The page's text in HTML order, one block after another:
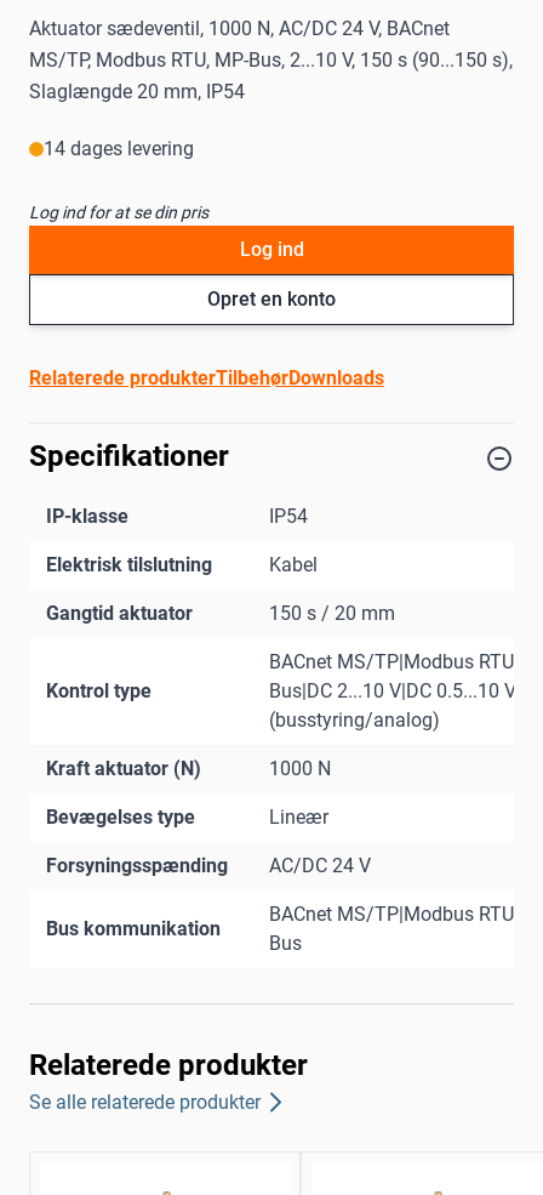
Aktuator sædeventil, 1000 N, AC/DC 24 V, BACnet
MS/TP, Modbus RTU, MP-Bus, 2...10 V, 150 s (90...150 s),
Slaglængde 20 mm, IP54
14 dages levering
Log ind for at se din pris
Opret en konto
Log ind
Relaterede produkterTilbehørDownloads
Specifikationer
IP-klasse IP54
Elektrisk tilslutning Kabel
Gangtid aktuator 150 s / 20 mm
Kontrol type
BACnet MS/TP|Modbus
Bus|DC 2...10 V|DC 0.5...10
(busstyring/analog)
Kraft aktuator (N) 1000 N
Bevægelses type Lineær
Forsyningsspænding AC/DC 24 V
Bus kommunikation
BACnet MS/TP|Modbus
Bus
Relaterede produkter
Se alle relaterede produkter